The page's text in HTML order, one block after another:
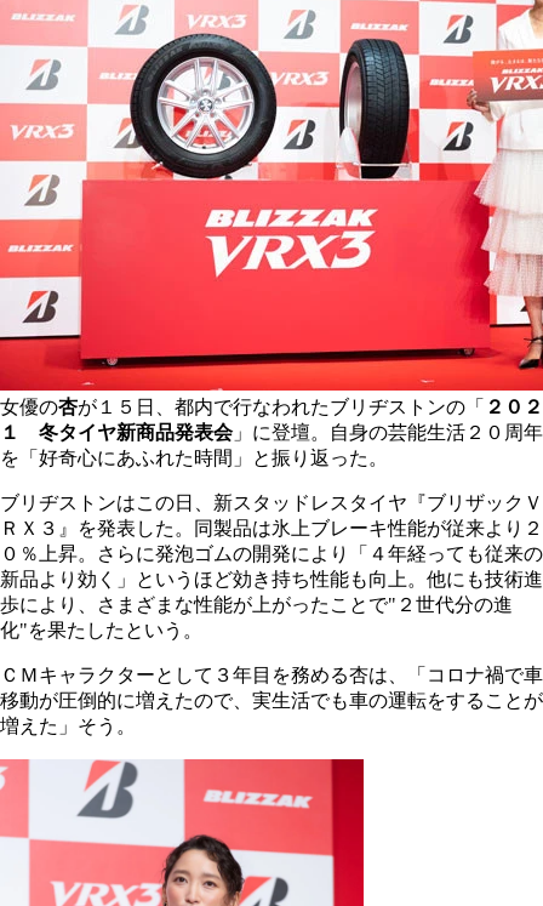
女優の杏が１５日、都内で行なわれたブリヂストンの「 ２０２
１ 冬タイヤ新商品発表会」に登壇。自身の芸能生活２０周年
を「好奇心にあふれた時間」と振り返った。
ブリヂストンはこの日、新スタッドレスタイヤ『ブリザックＶ
ＲＸ３』を発表した。同製品は氷上ブレーキ性能が従来より２
０％上昇。さらに発泡ゴムの開発により「４年経っても従来の
新品より効く」というほど効き持ち性能も向上。他にも技術進
歩により、さまざまな性能が上がったことで"２世代分の進
化"を果たしたという。
ＣＭキャラクターとして３年目を務める杏は、「コロナ禍で車
移動が圧倒的に増えたので、実生活でも車の運転をすることが
増えた」そう。